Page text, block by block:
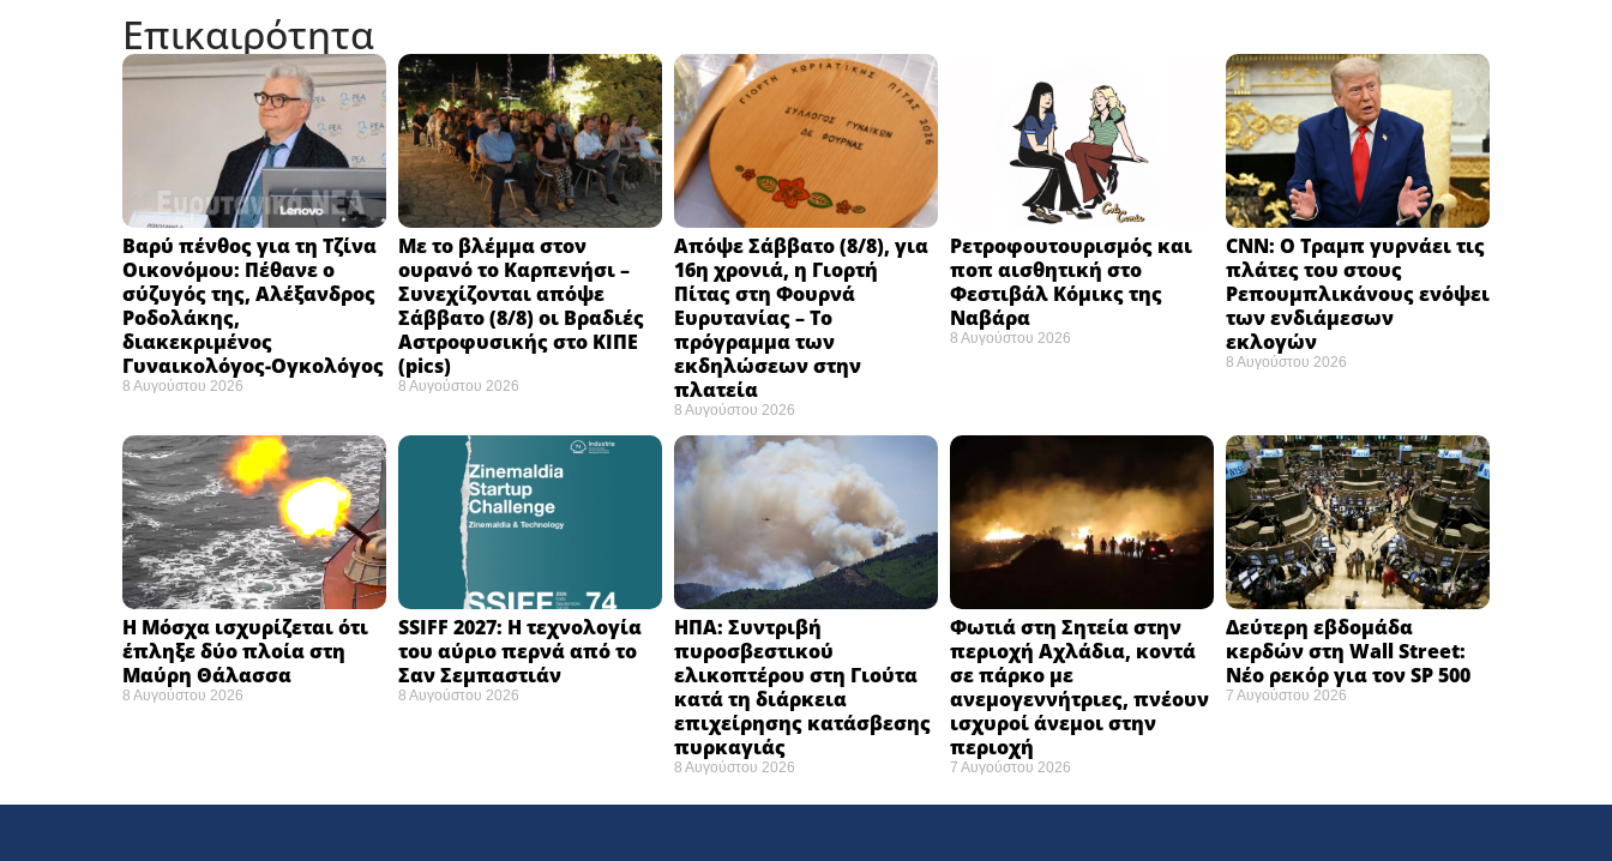
Επικαιρότητα
Βαρύ πένθος για τη Τζίνα
Οικονόμου: Πέθανε ο
σύζυγός της, Αλέξανδρος
Ροδολάκης,
διακεκριμένος
Γυναικολόγος-Ογκολόγος
8 Αυγούστου 2026
Με το βλέμμα στον
ουρανό το Καρπενήσι –
Συνεχίζονται απόψε
Σάββατο (8/8) οι Βραδιές
Αστροφυσικής στο ΚΙΠΕ
(pics)
8 Αυγούστου 2026
Απόψε Σάββατο (8/8), για
16η χρονιά, η Γιορτή
Πίτας στη Φουρνά
Ευρυτανίας – Το
πρόγραμμα των
εκδηλώσεων στην
πλατεία
8 Αυγούστου 2026
Ρετροφουτουρισμός και
ποπ αισθητική στο
Φεστιβάλ Κόμικς της
Ναβάρα ​
8 Αυγούστου 2026
CNN: Ο Τραμπ γυρνάει τις
πλάτες του στους
Ρεπουμπλικάνους ενόψει
των ενδιάμεσων
εκλογών ​
8 Αυγούστου 2026
Η Μόσχα ισχυρίζεται ότι
έπληξε δύο πλοία στη
Μαύρη Θάλασσα ​
8 Αυγούστου 2026
SSIFF 2027: Η τεχνολογία
του αύριο περνά από το
Σαν Σεμπαστιάν ​
8 Αυγούστου 2026
ΗΠΑ: Συντριβή
πυροσβεστικού
ελικοπτέρου στη Γιούτα
κατά τη διάρκεια
επιχείρησης κατάσβεσης
πυρκαγιάς ​
8 Αυγούστου 2026
Φωτιά στη Σητεία στην
περιοχή Αχλάδια, κοντά
σε πάρκο με
ανεμογεννήτριες, πνέουν
ισχυροί άνεμοι στην
περιοχή
7 Αυγούστου 2026
Δεύτερη εβδομάδα
κερδών στη Wall Street:
Νέο ρεκόρ για τον SP 500
7 Αυγούστου 2026